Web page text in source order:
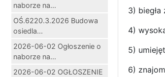
naborze na...
OŚ.6220.3.2026 Budowa
osiedla...
2026-06-02 Ogłoszenie o
naborze na...
2026-06-02 OGŁOSZENIE
3)
4)
5)
6)